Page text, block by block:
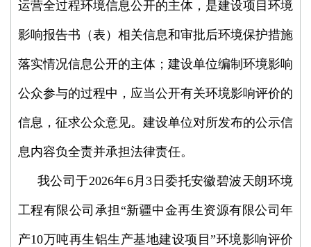
运营全过程环境信息公开的主体，是建设项目环境
影响报告书（表）相关信息和审批后环境保护措施
落实情况信息公开的主体；建设单位编制环境影响
公众参与的过程中，应当公开有关环境影响评价的
信息，征求公众意见。建设单位对所发布的公示信
息内容负全责并承担法律责任。
我公司于2026年6月3日委托安徽碧波天朗环境
工程有限公司承担“新疆中金再生资源有限公司年
产10万吨再生铝生产基地建设项目”环境影响评价